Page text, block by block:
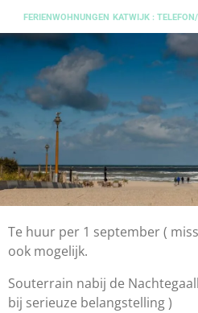
Ga
direct
hoofdinhoud
FERIENWOHNUNGEN KATWIJK :
Te huur per 1 september (
ook mogelijk.
Souterrain nabij de
bij serieuze belangstelling )